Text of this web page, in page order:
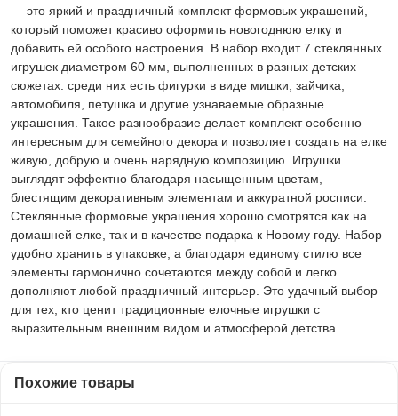
— это яркий и праздничный комплект формовых украшений,
который поможет красиво оформить новогоднюю елку и
добавить ей особого настроения. В набор входит 7 стеклянных
игрушек диаметром 60 мм, выполненных в разных детских
сюжетах: среди них есть фигурки в виде мишки, зайчика,
автомобиля, петушка и другие узнаваемые образные
украшения. Такое разнообразие делает комплект особенно
интересным для семейного декора и позволяет создать на елке
живую, добрую и очень нарядную композицию. Игрушки
выглядят эффектно благодаря насыщенным цветам,
блестящим декоративным элементам и аккуратной росписи.
Стеклянные формовые украшения хорошо смотрятся как на
домашней елке, так и в качестве подарка к Новому году. Набор
удобно хранить в упаковке, а благодаря единому стилю все
элементы гармонично сочетаются между собой и легко
дополняют любой праздничный интерьер. Это удачный выбор
для тех, кто ценит традиционные елочные игрушки с
выразительным внешним видом и атмосферой детства.
Похожие товары